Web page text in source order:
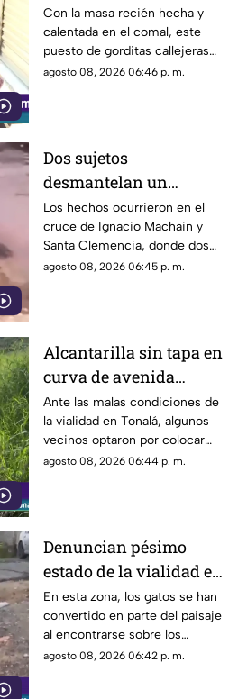
una nunca es suficiente
Con la masa recién hecha y
calentada en el comal, este
puesto de gorditas callejeras
en Tlaquepaque promete
agosto 08, 2026 06:46 p. m.
Dos sujetos
desmantelan un
vehículo a plena luz del
día en Guadalajara
Los hechos ocurrieron en el
cruce de Ignacio Machain y
Santa Clemencia, donde dos
sujetos fueron captados
agosto 08, 2026 06:45 p. m.
Alcantarilla sin tapa en
curva de avenida
Patria
Ante las malas condiciones de
la vialidad en Tonalá, algunos
vecinos optaron por colocar
una llanta como señalamiento
agosto 08, 2026 06:44 p. m.
Denuncian pésimo
estado de la vialidad en
Privada Pedrera y
Barrancones
En esta zona, los gatos se han
convertido en parte del paisaje
al encontrarse sobre los
techos y las puertas de las
agosto 08, 2026 06:42 p. m.